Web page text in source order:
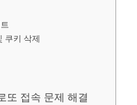
쿠키 삭제
또 접속 문제 해결